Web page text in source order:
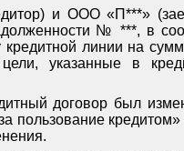
и ООО «П***»
№ ***, в
линии на
указанные в
договор был
пользование кредитом»